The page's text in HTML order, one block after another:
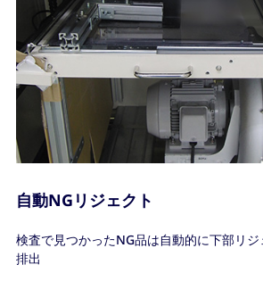
自動NGリジェクト
検査で見つかったNG品は自動的に下部リジ
排出